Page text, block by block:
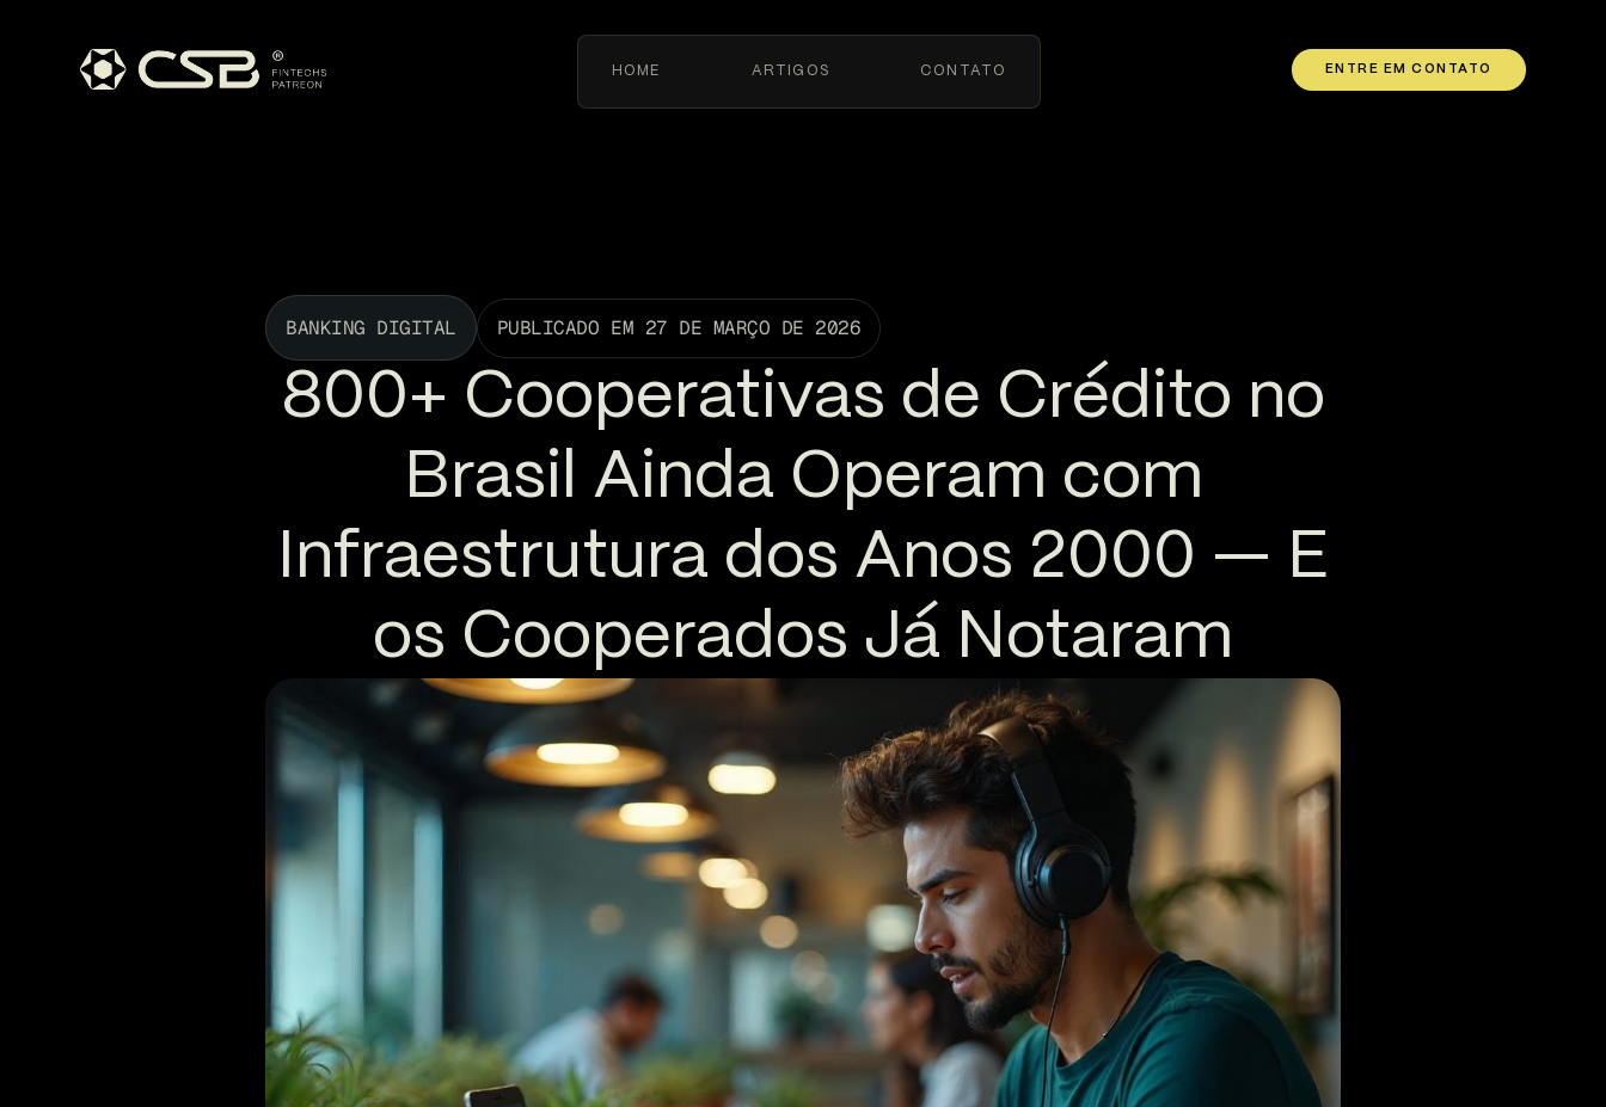
HOME ARTIGOS CONTATO ENTRE EM CONTATO
BANKING DIGITAL PUBLICADO EM 27 DE MARÇO DE 2026
800+ Cooperativas de Crédito no
Brasil Ainda Operam com
Infraestrutura dos Anos 2000 — E
os Cooperados Já Notaram